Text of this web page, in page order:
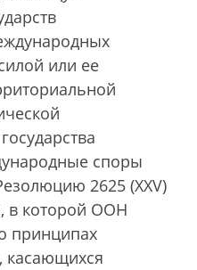
или ее
споры
2625 (XXV)
в которой ООН
принципах
касающихся